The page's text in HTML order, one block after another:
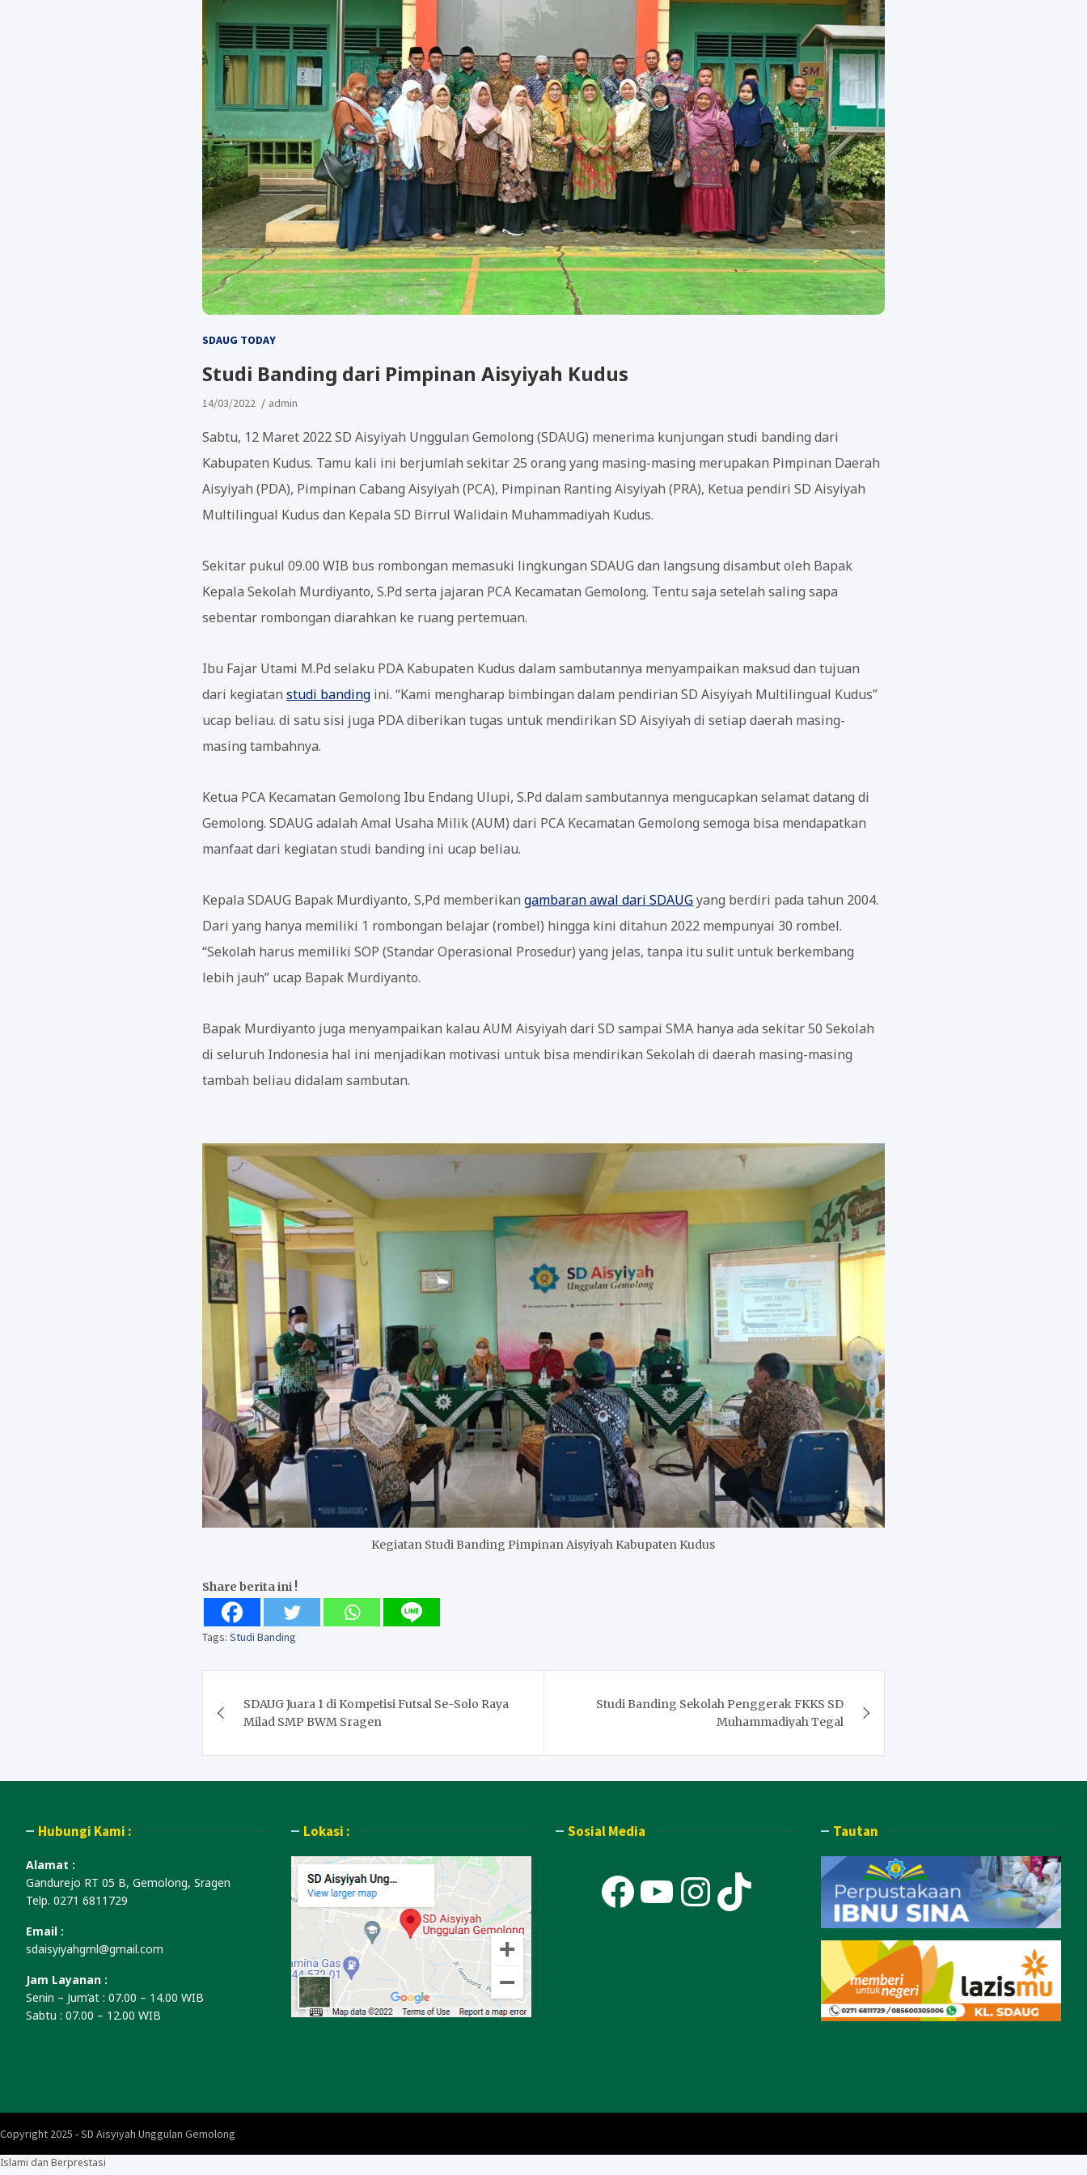
SDAUG TODAY
Studi Banding dari Pimpinan Aisyiyah Kudus
14/03/2022 admin
Sabtu, 12 Maret 2022 SD Aisyiyah Unggulan Gemolong (SDAUG) menerima kunjungan studi banding dari
Kabupaten Kudus. Tamu kali ini berjumlah sekitar 25 orang yang masing-masing merupakan Pimpinan Daerah
Aisyiyah (PDA), Pimpinan Cabang Aisyiyah (PCA), Pimpinan Ranting Aisyiyah (PRA), Ketua pendiri SD Aisyiyah
Multilingual Kudus dan Kepala SD Birrul Walidain Muhammadiyah Kudus.
Sekitar pukul 09.00 WIB bus rombongan memasuki lingkungan SDAUG dan langsung disambut oleh Bapak
Kepala Sekolah Murdiyanto, S.Pd serta jajaran PCA Kecamatan Gemolong. Tentu saja setelah saling sapa
sebentar rombongan diarahkan ke ruang pertemuan.
Ibu Fajar Utami M.Pd selaku PDA Kabupaten Kudus dalam sambutannya menyampaikan maksud dan tujuan
dari kegiatanstudi banding ini. “Kami mengharap bimbingan dalam pendirian SD Aisyiyah Multilingual Kudus”
ucap beliau. di satu sisi juga PDA diberikan tugas untuk mendirikan SD Aisyiyah di setiap daerah masing-
masing tambahnya.
Ketua PCA Kecamatan Gemolong Ibu Endang Ulupi, S.Pd dalam sambutannya mengucapkan selamat datang di
Gemolong. SDAUG adalah Amal Usaha Milik (AUM) dari PCA Kecamatan Gemolong semoga bisa mendapatkan
manfaat dari kegiatan studi banding ini ucap beliau.
Kepala SDAUG Bapak Murdiyanto, S,Pd memberikangambaran awal dari SDAUGyang berdiri pada tahun 2004.
Dari yang hanya memiliki 1 rombongan belajar (rombel) hingga kini ditahun 2022 mempunyai 30 rombel.
“Sekolah harus memiliki SOP (Standar Operasional Prosedur) yang jelas, tanpa itu sulit untuk berkembang
lebih jauh” ucap Bapak Murdiyanto.
Bapak Murdiyanto juga menyampaikan kalau AUM Aisyiyah dari SD sampai SMA hanya ada sekitar 50 Sekolah
di seluruh Indonesia hal ini menjadikan motivasi untuk bisa mendirikan Sekolah di daerah masing-masing
tambah beliau didalam sambutan.
Kegiatan Studi Banding Pimpinan Aisyiyah Kabupaten Kudus
Share berita ini !
Tags: Studi Banding
navigation
SDAUG Juara 1 di Kompetisi Futsal Se-Solo Raya
Milad SMP BWM Sragen
Studi Banding Sekolah Penggerak FKKS SD
Muhammadiyah Tegal
Hubungi Kami :
Alamat :
Gandurejo RT 05 B, Gemolong, Sragen
Telp. 0271 6811729
Email :
sdaisyiyahgml@gmail.com
Jam Layanan :
Senin – Jum’at : 07.00 – 14.00 WIB
Sabtu : 07.00 – 12.00 WIB
Lokasi : Sosial Media
Facebook
YouTube
Instagram
TikTok
Tautan
Copyright 2025 - SD Aisyiyah Unggulan Gemolong
Islami dan Berprestasi